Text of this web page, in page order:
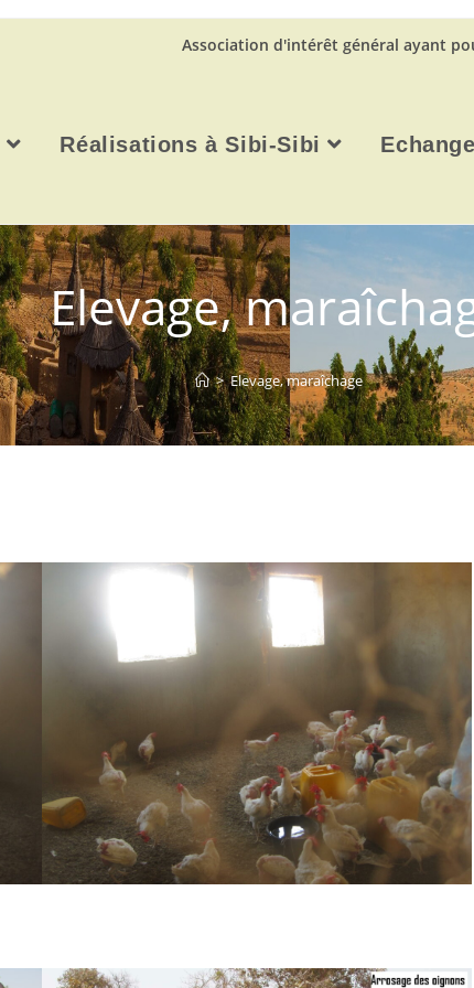
Association d'intérêt général ayant
Réalisations à Sibi-Sibi
Elevage,
> Elevage, maraîchage